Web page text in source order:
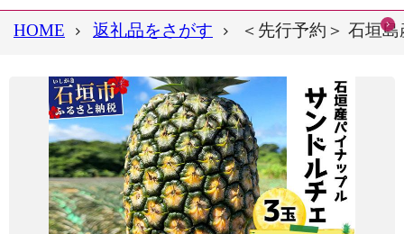
HOME 返礼品をさがす ＜先行予約＞ 石垣